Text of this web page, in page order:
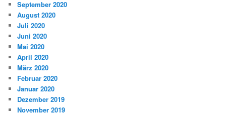
September 2020
August 2020
Juli 2020
Juni 2020
Mai 2020
April 2020
März 2020
Februar 2020
Januar 2020
Dezember 2019
November 2019